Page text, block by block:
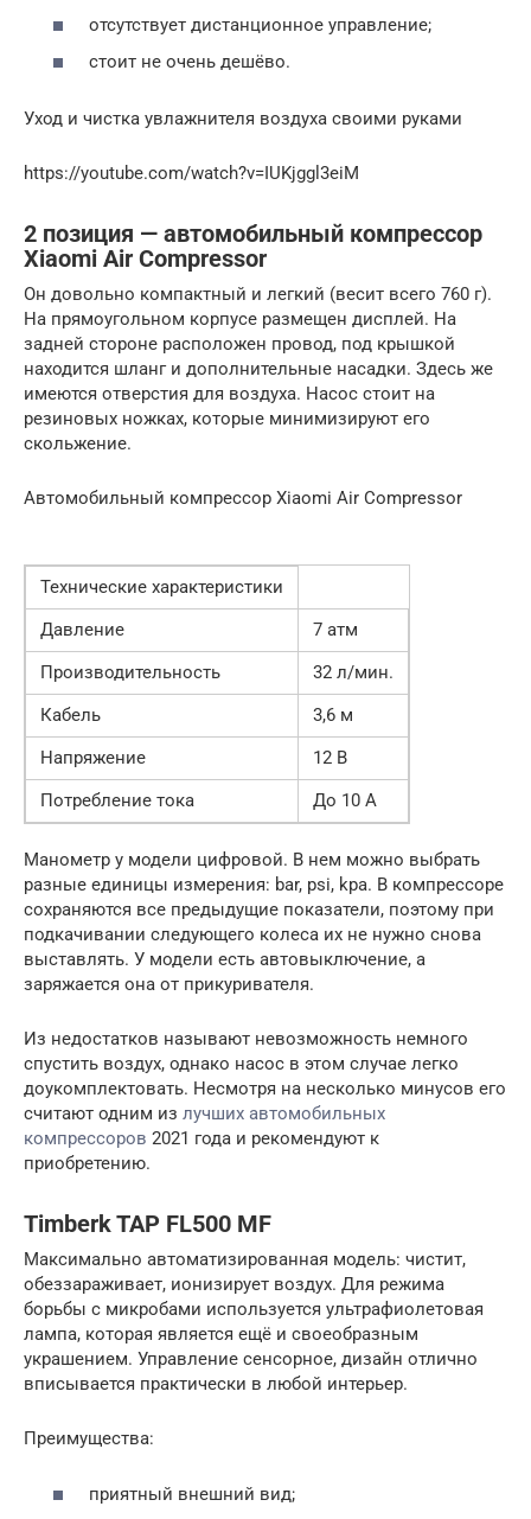
отсутствует дистанционное управление;
стоит не очень дешёво.
Уход и чистка увлажнителя воздуха своими руками
https://youtube.com/watch?v=IUKjggl3eiM
2 позиция — автомобильный компрессор
Xiaomi Air Compressor
Он довольно компактный и легкий (весит всего 760 г).
На прямоугольном корпусе размещен дисплей. На
задней стороне расположен провод, под крышкой
находится шланг и дополнительные насадки. Здесь же
имеются отверстия для воздуха. Насос стоит на
резиновых ножках, которые минимизируют его
скольжение.
Автомобильный компрессор Xiaomi Air Compressor
Технические характеристики
Давление
7 атм
Производительность
32 л/мин.
Кабель
3,6 м
Напряжение
12 В
Потребление тока
До 10 А
Манометр у модели цифровой. В нем можно выбрать
разные единицы измерения: bar, psi, kpa. В компрессоре
сохраняются все предыдущие показатели, поэтому при
подкачивании следующего колеса их не нужно снова
выставлять. У модели есть автовыключение, а
заряжается она от прикуривателя.
Из недостатков называют невозможность немного
спустить воздух, однако насос в этом случае легко
доукомплектовать. Несмотря на несколько минусов его
считают одним из лучших автомобильных
компрессоров 2021 года и рекомендуют к
приобретению.
Timberk TAP FL500 MF
Максимально автоматизированная модель: чистит,
обеззараживает, ионизирует воздух. Для режима
борьбы с микробами используется ультрафиолетовая
лампа, которая является ещё и своеобразным
украшением. Управление сенсорное, дизайн отлично
вписывается практически в любой интерьер.
Преимущества:
приятный внешний вид;